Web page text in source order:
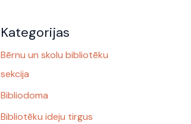
Kategorijas
Bērnu un skolu bibliotēku
sekcija
Bibliodoma
Bibliotēku ideju tirgus